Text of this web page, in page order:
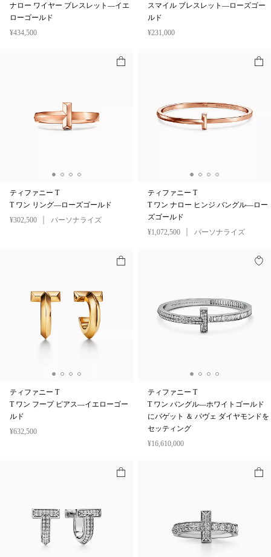
ナロー ワイヤー ブレスレット—イエ
ローゴールド
¥434,500
スマイル ブレスレット—ローズゴー
ルド
¥231,000
ティファニー T
T ワン リング—ローズゴールド
¥302,500
パーソナライズ
ティファニー T
T ワン ナロー ヒンジ バングル—ロー
ズゴールド
¥1,072,500
パーソナライズ
ティファニー T
T ワン フープ ピアス—イエローゴー
ルド
¥632,500
ティファニー T
T ワン バングル—ホワイトゴールド
にバゲット ＆ パヴェ ダイヤモンドを
セッティング
¥16,610,000